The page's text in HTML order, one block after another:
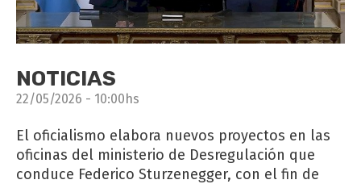
NOTICIAS
22/05/2026 - 10:00hs
El oficialismo elabora nuevos proyectos en las
oficinas del ministerio de Desregulación que
conduce Federico Sturzenegger, con el fin de